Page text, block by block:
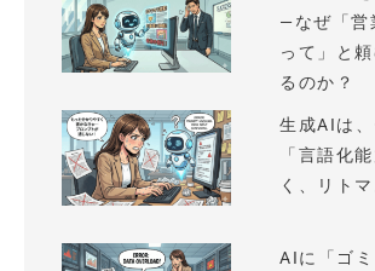
—なぜ「営
って」と
るのか？
生成AIは
「言語化
く、リト
AIに「ゴ